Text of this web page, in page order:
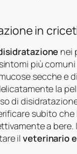
in
nei
più
secche e
la
di
subito che
a
ilveterinario